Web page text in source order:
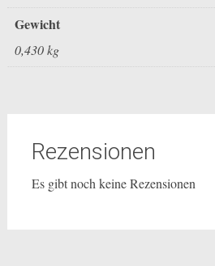
Gewicht
0,430 kg
Rezensionen
Es gibt noch keine Rezensionen